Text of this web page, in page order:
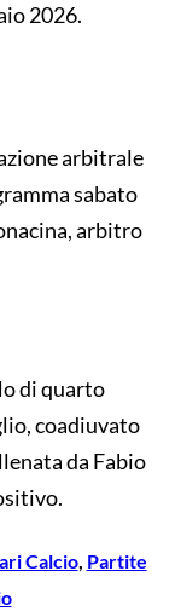
2026.
arbitrale
sabato
arbitro
di quarto
coadiuvato
da Fabio
Calcio, Partite